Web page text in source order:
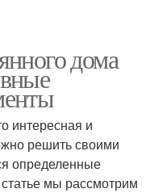
дома
интересная и
решить своими
определенные
мы рассмотрим